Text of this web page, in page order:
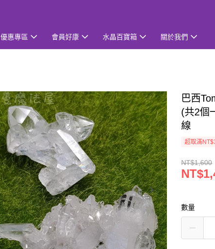
優惠專區 會員好康 水晶百寶箱 關於我們
巴西
(共2個
線
超取滿
NT$1,600
數量